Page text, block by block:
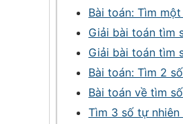
Bài toán: Tìm
Giải bài toán tìm
Giải bài toán tìm
Bài toán: Tìm 2
Bài toán về tìm
Tìm 3 số tự